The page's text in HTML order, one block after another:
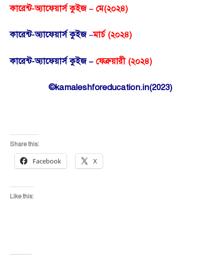
কারেন্ট-অ্যাফেয়ার্স কুইজ – মে(২০২৪)
কারেন্ট-অ্যাফেয়ার্স কুইজ–মার্চ (২০২৪)
কারেন্ট-অ্যাফেয়ার্স কুইজ – ফেব্রুয়ারী (২০২৪)
©kamaleshforeducation.in(2023)
Share this:
Facebook X
Like this: